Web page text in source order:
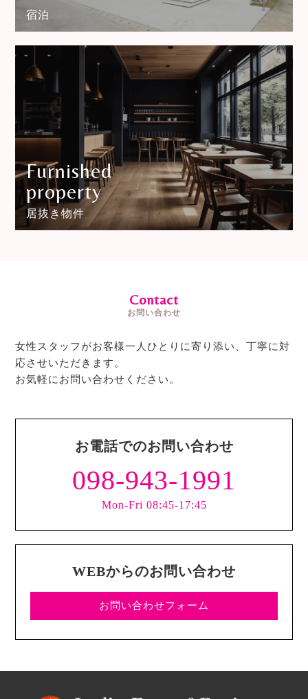
宿泊
Furnished
property
居抜き物件
Contact
お問い合わせ
女性スタッフがお客様一人ひとりに寄り添い、丁寧に対
応させいただきます。
お気軽にお問い合わせください。
お電話でのお問い合わせ
098-943-1991
Mon-Fri 08:45-17:45
WEBからのお問い合わせ
お問い合わせフォーム